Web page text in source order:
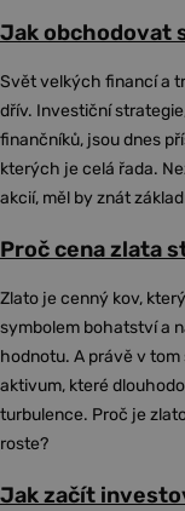
Jak obchodovat
Svět velkých financí a
dřív. Investiční
finančníků, jsou dnes
kterých je celá řada.
akcií, měl by znát
Proč cena zlata
Zlato je cenný kov,
symbolem bohatství a
hodnotu. A právě v
aktivum, které
turbulence. Proč je
roste?
Jak začít